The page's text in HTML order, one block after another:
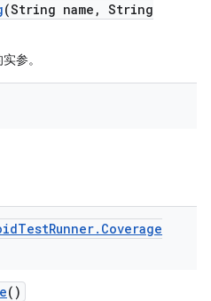
(String name , String
参。
TestRunner. Coverage
()